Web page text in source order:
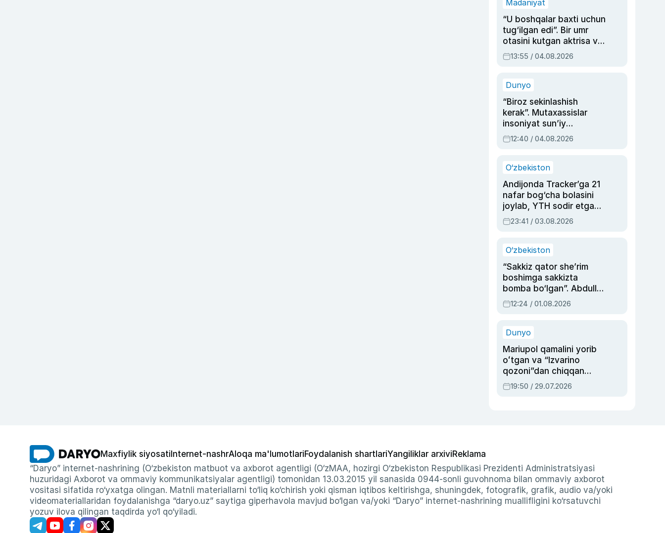
Madaniyat
“U boshqalar baxti uchun
tug‘ilgan edi”. Bir umr
otasini kutgan aktrisa va
dublyaj ustasi Rimma
Ahmedovaning
13:55 / 04.08.2026
Dunyo
“Biroz sekinlashish
kerak”. Mutaxassislar
insoniyat sun’iy
intellektni boshqara
olmay qolishidan xavotir
12:40 / 04.08.2026
O‘zbekiston
Andijonda Tracker’ga 21
nafar bog‘cha bolasini
joylab, YTH sodir etgan
ayolga sud hukmi o‘qildi
23:41 / 03.08.2026
O‘zbekiston
“Sakkiz qator she’rim
boshimga sakkizta
bomba bo‘lgan”. Abdulla
Oripovni siyosiy
ayblovlardan asrab
12:24 / 01.08.2026
Dunyo
Mariupol qamalini yorib
oʻtgan va “Izvarino
qozoni”dan chiqqan
qahramon — Ukraina
armiyasi bosh
19:50 / 29.07.2026
Maxfiylik siyosati Internet-nashrAloqa ma'lumotlariFoydalanish shartlariYangiliklar arxiviReklama
“Daryo” internet-nashrining (O‘zbekiston matbuot va axborot agentligi (O‘zMAA, hozirgi O‘zbekiston Respublikasi Prezidenti Administratsiyasi
huzuridagi Axborot va ommaviy kommunikatsiyalar agentligi) tomonidan 13.03.2015 yil sanasida 0944-sonli guvohnoma bilan ommaviy axborot
vositasi sifatida ro‘yxatga olingan. Matnli materiallarni to‘liq ko‘chirish yoki qisman iqtibos keltirishga, shuningdek, fotografik, grafik, audio va/yoki
videomateriallaridan foydalanishga “daryo.uz” saytiga giperhavola mavjud bo‘lgan va/yoki “Daryo” internet-nashrining muallifligini ko‘rsatuvchi
yozuv ilova qilingan taqdirda yo‘l qo‘yiladi.